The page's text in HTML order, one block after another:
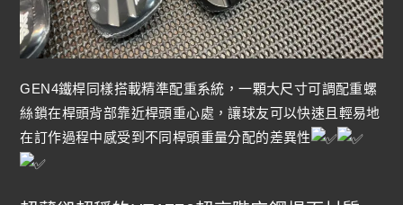
GEN4鐵桿同樣搭載精準配重系統，一顆大尺寸可調配重螺
絲鎖在桿頭背部靠近桿頭重心處，讓球友可以快速且輕易地
在訂作過程中感受到不同桿頭重量分配的差異性